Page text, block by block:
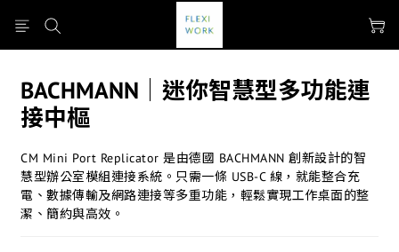
BACHMANN│迷你智慧型多功能連
接中樞
CM Mini Port Replicator 是由德國 BACHMANN 創新設計的智
慧型辦公室模組連接系統。只需一條 USB-C 線，就能整合充
電、數據傳輸及網路連接等多重功能，輕鬆實現工作桌面的整
潔、簡約與高效。